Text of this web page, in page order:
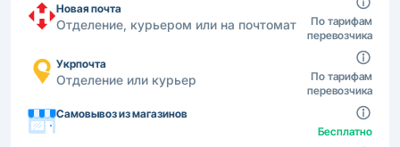
Новая почта
Отделение, курьером или на почтомат
По тарифам
перевозчика
Укрпочта
Отделение или курьер
По тарифам
перевозчика
Самовывоз из магазинов
Бесплатно